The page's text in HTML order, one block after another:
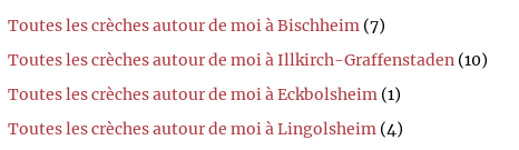
Toutes les crèches autour de moi à Bischheim (7)
Toutes les crèches autour de moi à Illkirch-Graffenstaden (10)
Toutes les crèches autour de moi à Eckbolsheim (1)
Toutes les crèches autour de moi à Lingolsheim (4)